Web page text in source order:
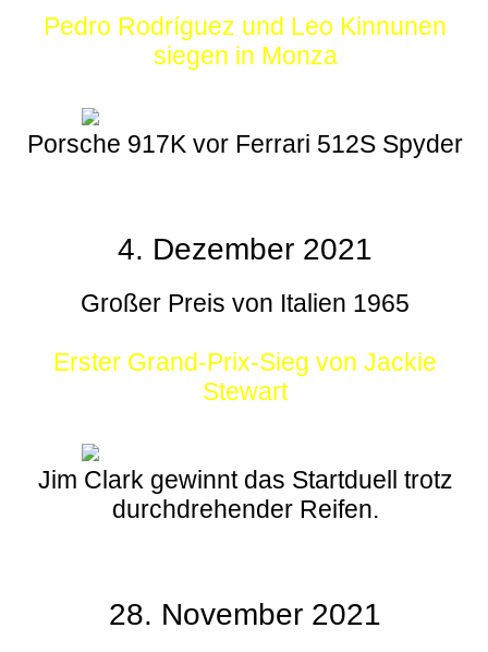
Pedro Rodríguez und Leo Kinnunen
siegen in Monza
Porsche 917K vor Ferrari 512S Spyder
4. Dezember 2021
Großer Preis von Italien 1965
Erster Grand-Prix-Sieg von Jackie
Stewart
Jim Clark gewinnt das Startduell trotz
durchdrehender Reifen.
28. November 2021